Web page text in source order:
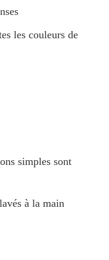
les couleurs de
simples sont
à la main